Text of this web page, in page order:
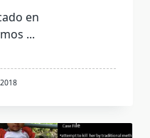
en
...